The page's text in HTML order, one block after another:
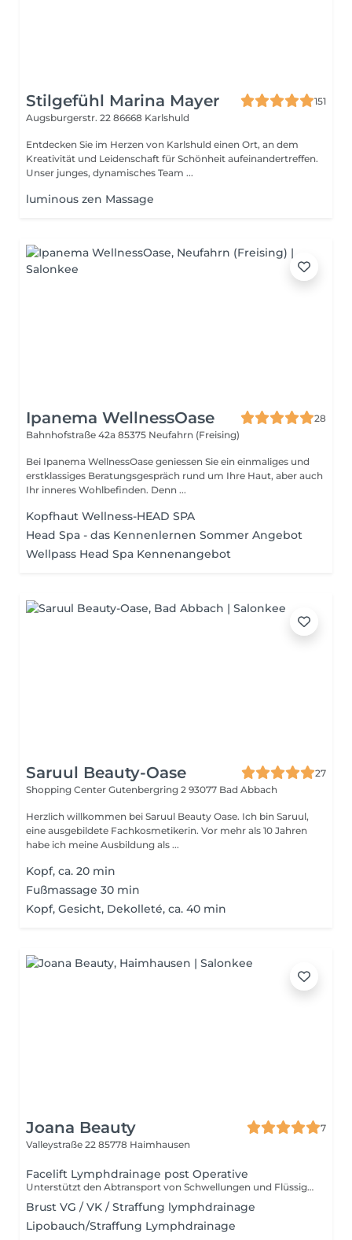
Stilgefühl Marina Mayer
151
Augsburgerstr. 22 86668 Karlshuld
Entdecken Sie im Herzen von Karlshuld einen Ort, an dem
Kreativität und Leidenschaft für Schönheit aufeinandertreffen.
Unser junges, dynamisches Team ...
luminous zen Massage
Ipanema WellnessOase
28
Bahnhofstraße 42a 85375 Neufahrn (Freising)
Bei Ipanema WellnessOase geniessen Sie ein einmaliges und
erstklassiges Beratungsgespräch rund um Ihre Haut, aber auch
Ihr inneres Wohlbefinden. Denn ...
Kopfhaut Wellness-HEAD SPA
Head Spa - das Kennenlernen Sommer Angebot
Wellpass Head Spa Kennenangebot
Saruul Beauty-Oase
27
Shopping Center Gutenbergring 2 93077 Bad Abbach
Herzlich willkommen bei Saruul Beauty Oase. Ich bin Saruul,
eine ausgebildete Fachkosmetikerin. Vor mehr als 10 Jahren
habe ich meine Ausbildung als ...
Kopf, ca. 20 min
Fußmassage 30 min
Kopf, Gesicht, Dekolleté, ca. 40 min
Joana Beauty
7
Valleystraße 22 85778 Haimhausen
Facelift Lymphdrainage post Operative
Unterstützt den Abtransport von Schwellungen und Flüssigkeit nach operativen Eingriffen Fördert eine schnellere Heilung und verbessert das Gewebegefühl Kann Spannungsgefühle und Druck deutlich reduzieren Hilft, Verhärtungen und
Brust VG / VK / Straffung lymphdrainage
Lipobauch/Straffung Lymphdrainage